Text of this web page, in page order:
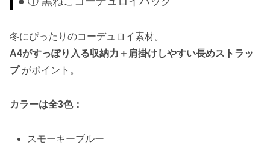
冬にぴったりのコーデュロイ素材。
A4がすっぽり入る収納力＋肩掛けしやすい長めストラッ
プがポイント。
カラーは全3色：
スモーキーブルー